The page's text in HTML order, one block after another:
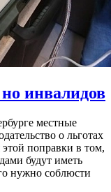
инвалидов
местные
о льготах
этой поправки в том,
будут иметь
нужно соблюсти